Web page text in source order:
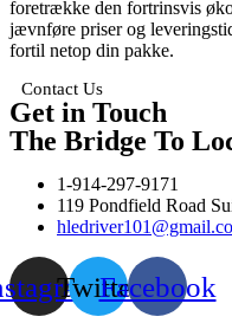
foretrække den fortrinsvis
jævnføre priser og
fortil netop din pakke.
Contact Us
Get in Touch
The Bridge To
1-914-297-9171
119 Pondfield Road
TwitterFacebook